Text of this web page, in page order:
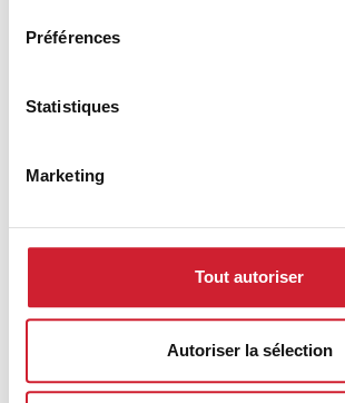
Préférences
Statistiques
Marketing
Tout autoriser
Autoriser la sélection